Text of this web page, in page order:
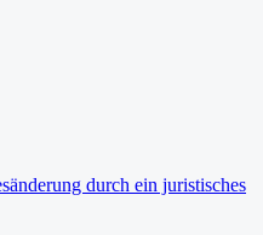
durch ein juristisches